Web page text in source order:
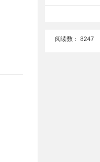
阅读数： 8247